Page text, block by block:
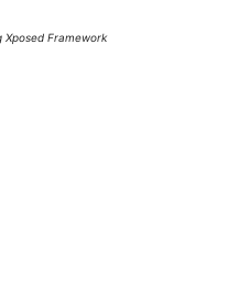
Xposed Framework